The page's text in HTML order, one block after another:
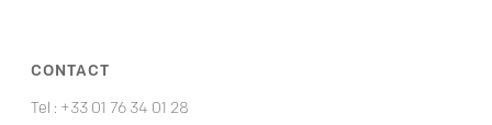
CONTACT
Tel : +33 01 76 34 01 28